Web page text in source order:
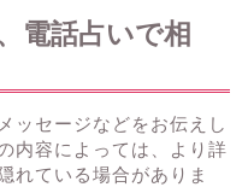
電話占いで相
ッセージなどをお伝えし
内容によっては、より詳
れている場合がありま